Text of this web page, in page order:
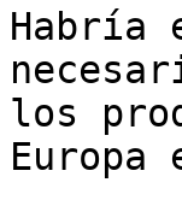
Habría
los
Europa